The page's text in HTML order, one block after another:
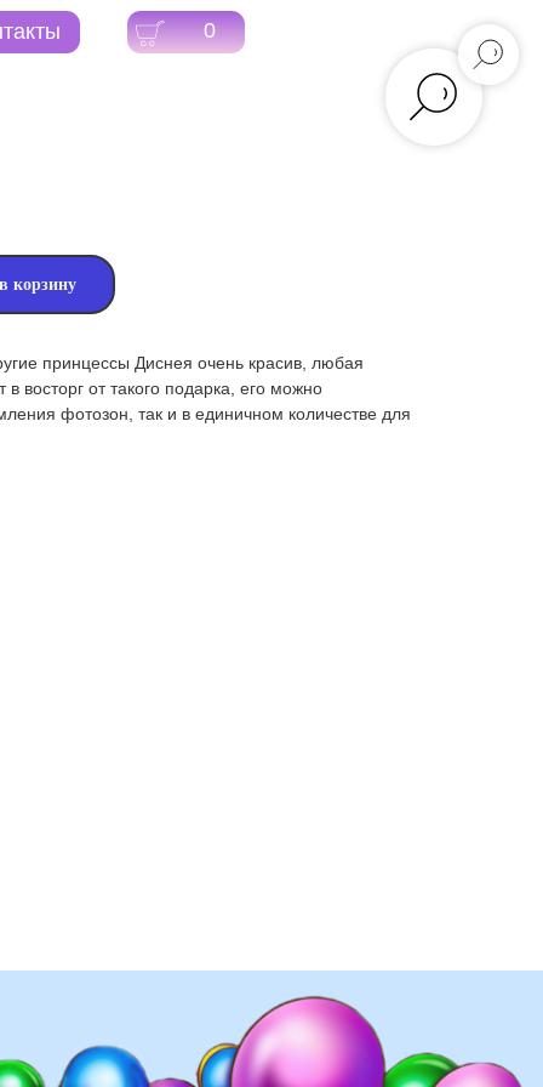
корзину
принцессы Диснея очень красив, любая
восторг от такого подарка, его можно
фотозон, так и в единичном количестве для